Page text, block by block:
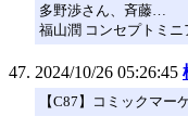
多野渉さん、斉藤…
福山潤 コンセプトミ
2024/10/26 05:26:45
【C87】コミックマー